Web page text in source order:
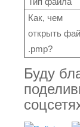
Как, чем
открыть
.pmp?
Буду